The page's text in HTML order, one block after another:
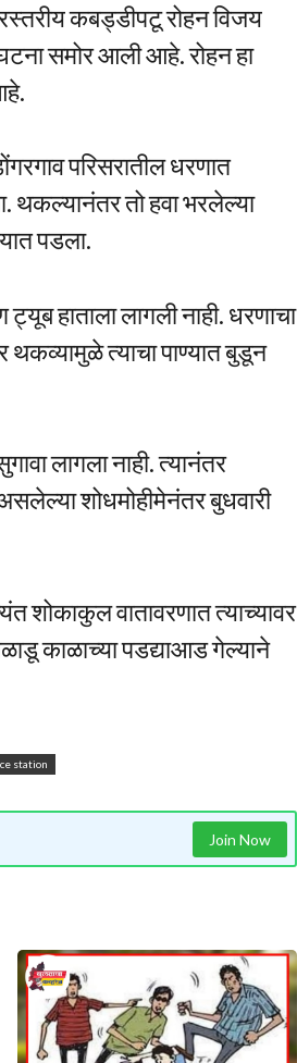
कबड्डीपटू रोहन विजय
समोर आली आहे. रोहन हा
परिसरातील धरणात
थकल्यानंतर तो हवा भरलेल्या
पडला.
हाताला लागली नाही. धरणाचा
थकव्यामुळे त्याचा पाण्यात बुडून
लागला नाही. त्यानंतर
शोधमोहीमेनंतर बुधवारी
शोकाकुल वातावरणात त्याच्यावर
काळाच्या पडद्याआड गेल्याने
station
Join Now